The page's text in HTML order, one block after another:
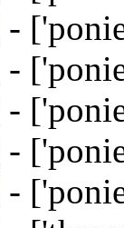
-
-
-
-
-